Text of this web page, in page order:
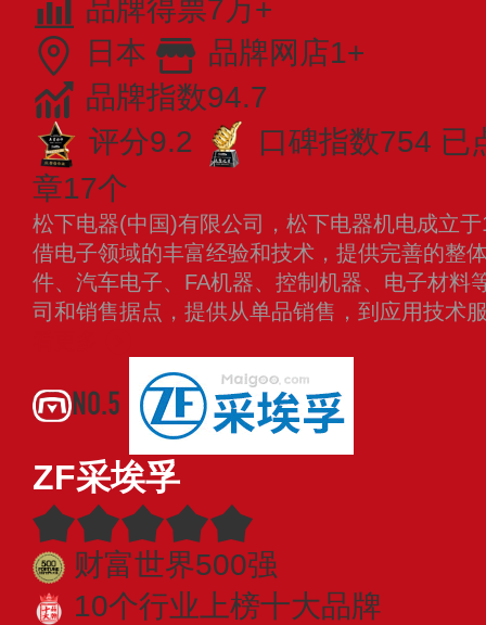
品牌得票7万+
日本
品牌网店1+
品牌指数94.7
评分9.2
口碑指数754 已
章17个
松下电器(中国)有限公司，松下电器机电成立
借电子领域的丰富经验和技术，提供完善的整
件、汽车电子、FA机器、控制机器、电子材料
司和销售据点，提供从单品销售，到应用技术
NO.5
ZF采埃孚
财富世界500强
10个行业上榜十大品牌